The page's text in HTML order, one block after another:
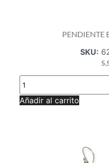
PENDIENTE
SKU:
PENDIENTE
EN
NACAR
AG
Añadir al carrito